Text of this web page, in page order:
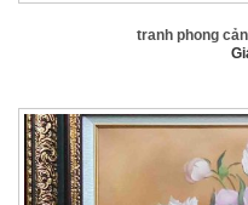
tranh phong